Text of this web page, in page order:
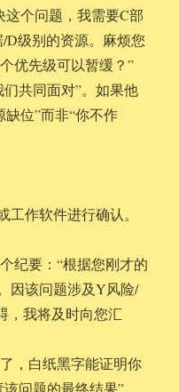
个问题，我需要C部
D级别的资源。麻烦您
优先级可以暂缓？”
们共同面对”。如果他
位”而非“你不作
作软件进行确认。
纪要：“根据您刚才的
因该问题涉及Y风险/
，我将及时向您汇
，白纸黑字能证明你
问题的最终结果”。